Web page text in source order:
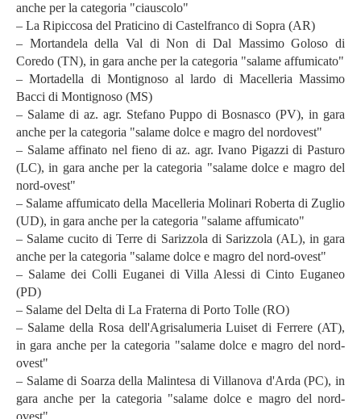
anche per la categoria "ciauscolo"
– La Ripiccosa del Praticino di Castelfranco di Sopra (AR)
– Mortandela della Val di Non di Dal Massimo Goloso di
Coredo (TN), in gara anche per la categoria "salame affumicato"
– Mortadella di Montignoso al lardo di Macelleria Massimo
Bacci di Montignoso (MS)
– Salame di az. agr. Stefano Puppo di Bosnasco (PV), in gara
anche per la categoria "salame dolce e magro del nordovest"
– Salame affinato nel fieno di az. agr. Ivano Pigazzi di Pasturo
(LC), in gara anche per la categoria "salame dolce e magro del
nord-ovest"
– Salame affumicato della Macelleria Molinari Roberta di Zuglio
(UD), in gara anche per la categoria "salame affumicato"
– Salame cucito di Terre di Sarizzola di Sarizzola (AL), in gara
anche per la categoria "salame dolce e magro del nord-ovest"
– Salame dei Colli Euganei di Villa Alessi di Cinto Euganeo
(PD)
– Salame del Delta di La Fraterna di Porto Tolle (RO)
– Salame della Rosa dell'Agrisalumeria Luiset di Ferrere (AT),
in gara anche per la categoria "salame dolce e magro del nord-
ovest"
– Salame di Soarza della Malintesa di Villanova d'Arda (PC), in
gara anche per la categoria "salame dolce e magro del nord-